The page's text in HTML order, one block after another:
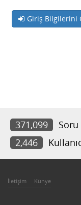
Giriş Bilgilerini
371,099 Soru
2,446
İletişim Künye